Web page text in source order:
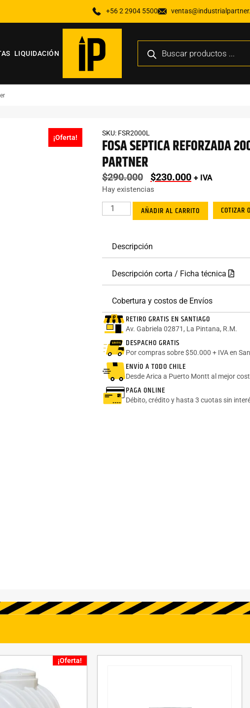
+56 2 2904 5500
LIQUIDACIÓN
¡Oferta!
SKU: FSR2000L
FOSA SEPTICA REFORZADA
PARTNER
$290.000 $230.000 + IVA
Hay existencias
AÑADIR AL CARRITO COTIZAR
Descripción
Descripción corta / Ficha técnica
Cobertura y costos de Envíos
RETIRO GRATIS EN SANTIAGO
Av. Gabriela 02871, La Pintana, R.M.
DESPACHO GRATIS
Por compras sobre $50.000 + IVA en
ENVÍO A TODO CHILE
Desde Arica a Puerto Montt al mejor
PAGA ONLINE
Débito, crédito y hasta 3 cuotas sin
¡Oferta!